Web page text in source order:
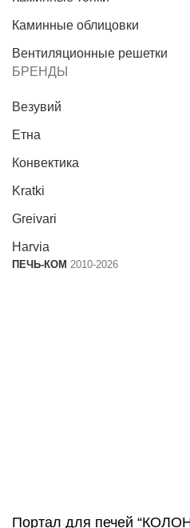
Каминные облицовки
Вентиляционные решетки
БРЕНДЫ
Везувий
Етна
Конвектика
Kratki
Greivari
Harvia
ПЕЧЬ-КОМ 2010-2026
Портал для печей